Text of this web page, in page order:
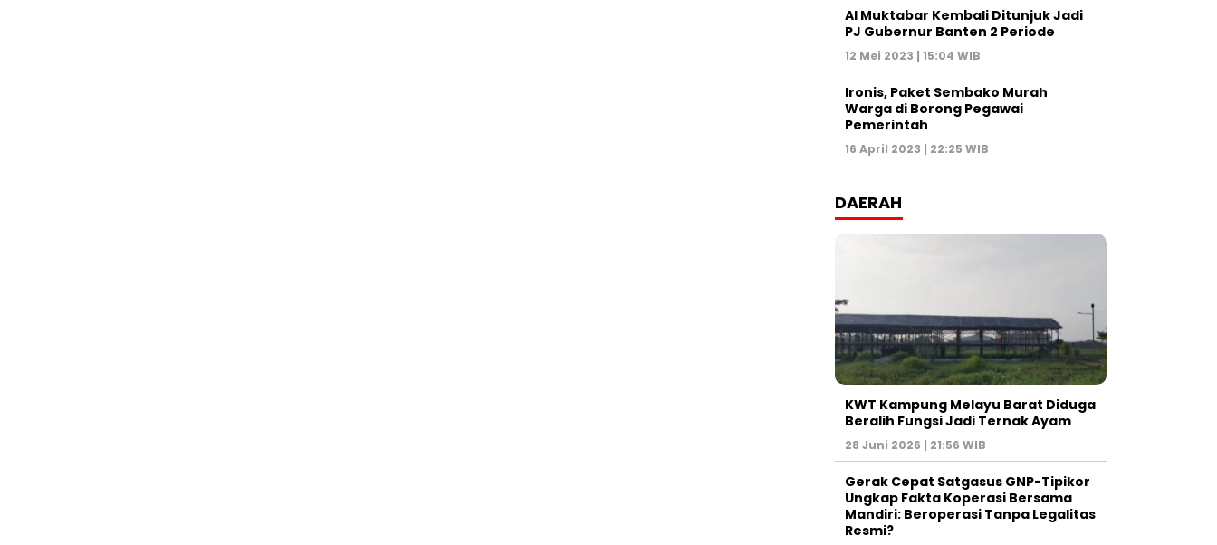
Al Muktabar Kembali Ditunjuk Jadi
PJ Gubernur Banten 2 Periode
12 Mei 2023 | 15:04 WIB
Ironis, Paket Sembako Murah
Warga di Borong Pegawai
Pemerintah
16 April 2023 | 22:25 WIB
DAERAH
KWT Kampung Melayu Barat Diduga
Beralih Fungsi Jadi Ternak Ayam
28 Juni 2026 | 21:56 WIB
Gerak Cepat Satgasus GNP-Tipikor
Ungkap Fakta Koperasi Bersama
Mandiri: Beroperasi Tanpa Legalitas
Resmi?